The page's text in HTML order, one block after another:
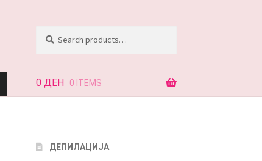
for:
0 ДЕН 0 ITEMS
ДЕПИЛАЦИЈА